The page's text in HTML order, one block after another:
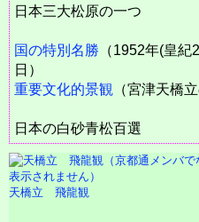
日本三大松原の一つ
国の特別名勝 （1952年(皇
日）
重要文化的景観 （宮津天橋
日本の白砂青松百選
天橋立 飛龍観